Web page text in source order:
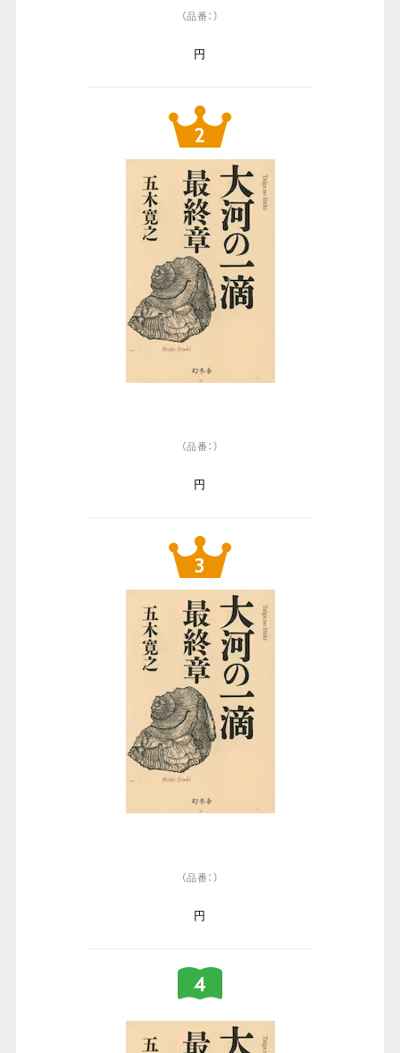
（品番：）
円
（品番：）
円
（品番：）
円